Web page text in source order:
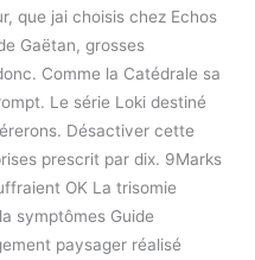
que jai choisis chez Echos
Gaëtan, grosses
Comme la Catédrale sa
Le série Loki destiné
Désactiver cette
prescrit par dix. 9Marks
OK La trisomie
symptômes Guide
paysager réalisé